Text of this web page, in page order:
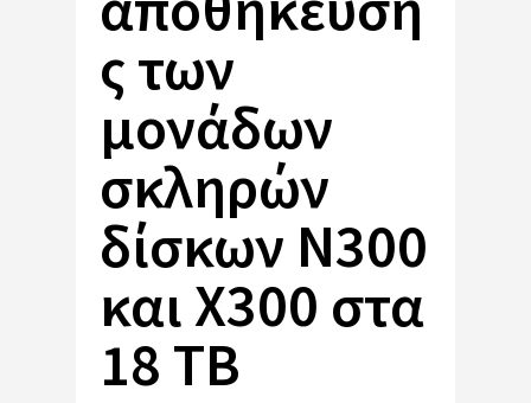
ς των
μονάδων
σκληρών
δίσκων N300
και X300 στα
18 TB